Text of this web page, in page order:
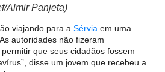
Almir Panjeta)
viajando para a Sérvia em uma
autoridades não fizeram
que seus cidadãos fossem
disse um jovem que recebeu a